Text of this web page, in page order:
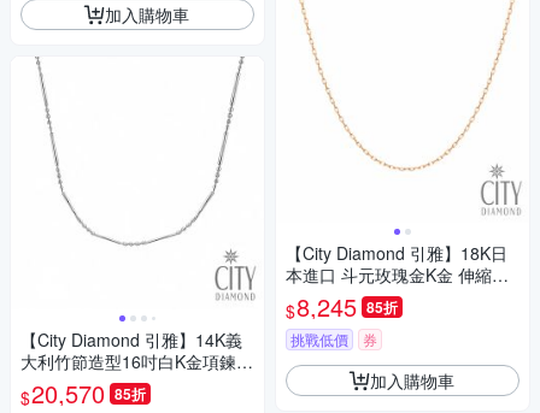
加入購物車
【City Diamond 引雅】14K義
大利竹節造型16吋白K金項鍊
(浮光流影系列)
$20,570 85折
【City Diamond 引雅】18K日
本進口 斗元玫瑰金K金 伸縮項
鍊 16吋18吋可自由伸縮長短
(東京Yuki表參道系列)
$8,245 85折
挑戰低價 券
加入購物車